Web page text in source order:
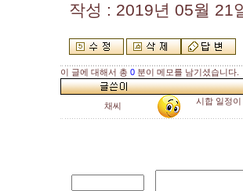
작성 : 2019년 05월 21
이 글에 대해서 총 0 분이 메모를 남기셨습니다.
채씨 시합 일정